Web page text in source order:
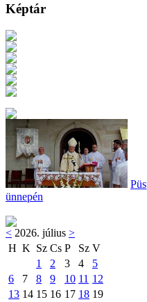
Képtár
ünnepén
< 2026. július >
H K Sz Cs P Sz V
1
2 3 4
5
6
7 8 9 10 11 12
13 14 15 16 17 18 19